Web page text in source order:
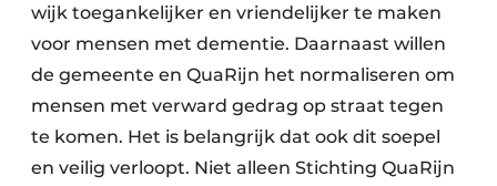
wijk toegankelijker en vriendelijker te maken
voor mensen met dementie. Daarnaast willen
de gemeente en QuaRijn het normaliseren om
mensen met verward gedrag op straat tegen
te komen. Het is belangrijk dat ook dit soepel
en veilig verloopt. Niet alleen Stichting QuaRijn